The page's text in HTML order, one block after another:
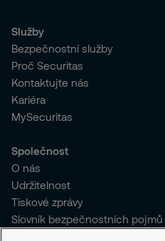
Služby
Bezpečnostní služby
Proč Securitas
Kontaktujte nás
Kariéra
MySecuritas
Společnost
O nás
Udržitelnost
Tiskové zprávy
Slovník bezpečnostních pojmů